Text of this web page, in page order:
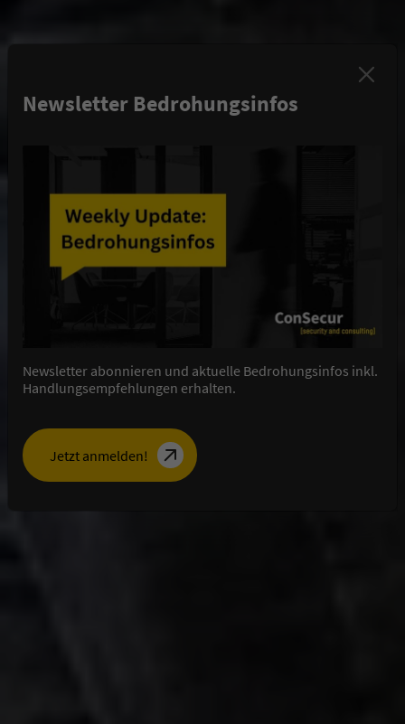
Newsletter Bedrohungsinfos
Newsletter abonnieren und aktuelle Bedrohungsinfos inkl.
Handlungsempfehlungen erhalten.
Jetzt anmelden!